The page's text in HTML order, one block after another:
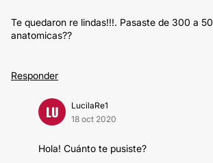
Te quedaron re lindas!!!. Pasaste de 300 a
anatomicas??
Responder
LU
LucilaRe1
18 oct 2020
Hola! Cuánto te pusiste?